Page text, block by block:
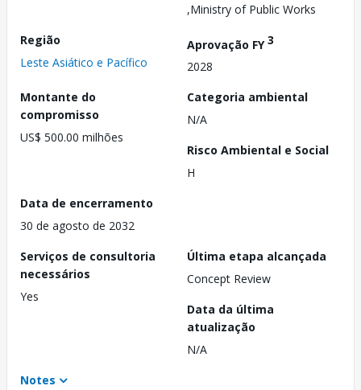
,Ministry of Public Works
Região
Leste Asiático e Pacífico
Aprovação FY3
2028
Montante do
compromisso
US$ 500.00 milhões
Categoria ambiental
N/A
Risco Ambiental e Social
H
Data de encerramento
30 de agosto de 2032
Serviços de consultoria
necessários
Yes
Última etapa alcançada
Concept Review
Data da última
atualização
N/A
Notes